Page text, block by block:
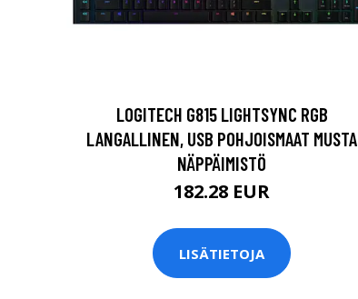
LOGITECH G815 LIGHTSYNC RGB
LANGALLINEN, USB POHJOISMAAT MUSTA
NÄPPÄIMISTÖ
182.28 EUR
LISÄTIETOJA